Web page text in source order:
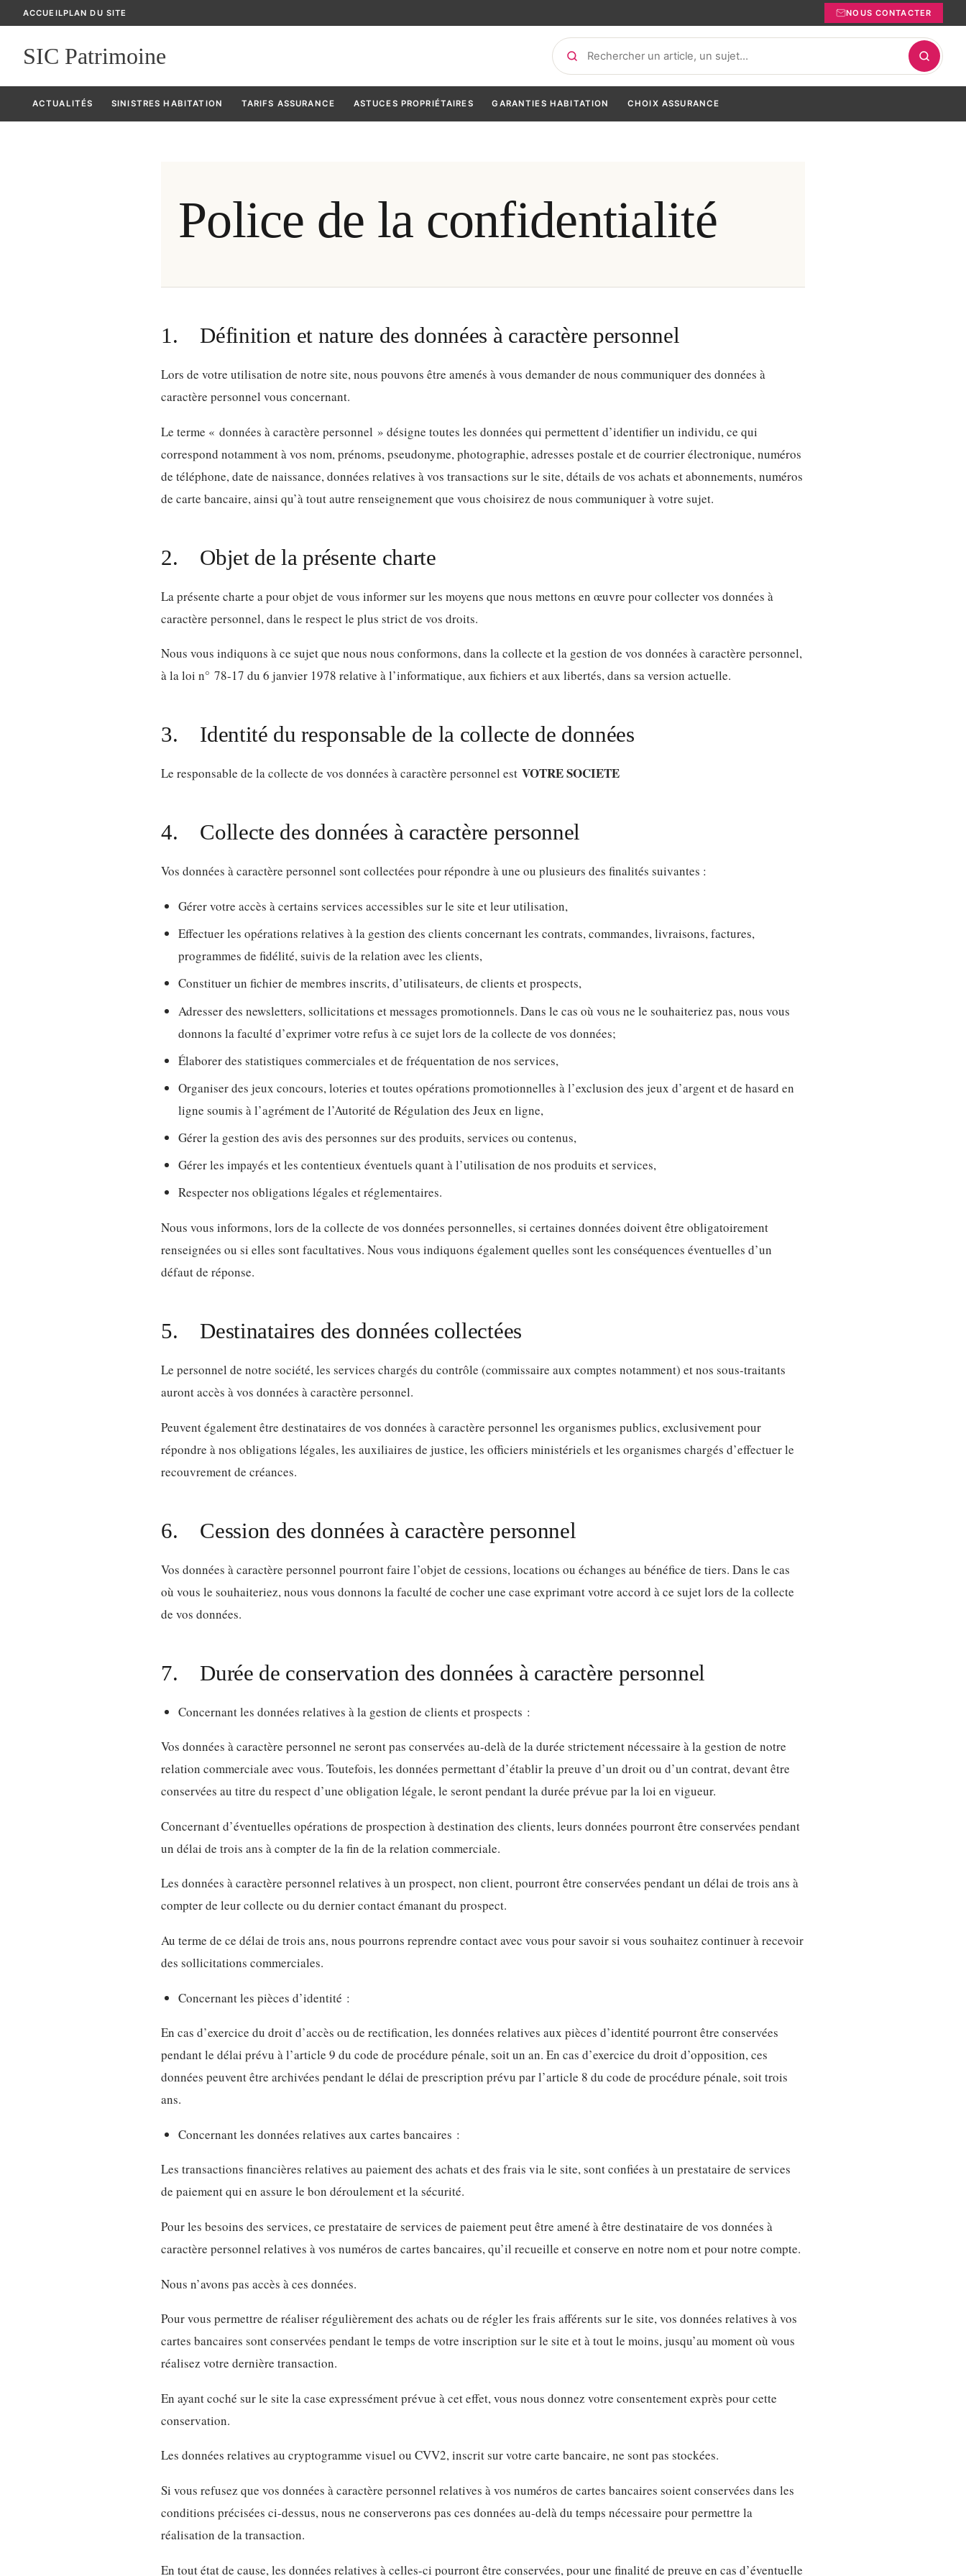
ACCUEILPLAN DU SITE NOUS CONTACTER
SIC Patrimoine Rechercher
ACTUALITÉS SINISTRES HABITATION TARIFS ASSURANCE ASTUCES PROPRIÉTAIRES GARANTIES HABITATION CHOIX ASSURANCE
Police de la confidentialité
1. Définition et nature des données à caractère personnel
Lors de votre utilisation de notre site, nous pouvons être amenés à vous demander de nous communiquer des données à
caractère personnel vous concernant.
Le terme « données à caractère personnel » désigne toutes les données qui permettent d’identifier un individu, ce qui
correspond notamment à vos nom, prénoms, pseudonyme, photographie, adresses postale et de courrier électronique, numéros
de téléphone, date de naissance, données relatives à vos transactions sur le site, détails de vos achats et abonnements, numéros
de carte bancaire, ainsi qu’à tout autre renseignement que vous choisirez de nous communiquer à votre sujet.
2. Objet de la présente charte
La présente charte a pour objet de vous informer sur les moyens que nous mettons en œuvre pour collecter vos données à
caractère personnel, dans le respect le plus strict de vos droits.
Nous vous indiquons à ce sujet que nous nous conformons, dans la collecte et la gestion de vos données à caractère personnel,
à la loi n° 78-17 du 6 janvier 1978 relative à l’informatique, aux fichiers et aux libertés, dans sa version actuelle.
3. Identité du responsable de la collecte de données
Le responsable de la collecte de vos données à caractère personnel est VOTRE SOCIETE
4. Collecte des données à caractère personnel
Vos données à caractère personnel sont collectées pour répondre à une ou plusieurs des finalités suivantes :
Gérer votre accès à certains services accessibles sur le site et leur utilisation,
Effectuer les opérations relatives à la gestion des clients concernant les contrats, commandes, livraisons, factures,
programmes de fidélité, suivis de la relation avec les clients,
Constituer un fichier de membres inscrits, d’utilisateurs, de clients et prospects,
Adresser des newsletters, sollicitations et messages promotionnels. Dans le cas où vous ne le souhaiteriez pas, nous vous
donnons la faculté d’exprimer votre refus à ce sujet lors de la collecte de vos données;
Élaborer des statistiques commerciales et de fréquentation de nos services,
Organiser des jeux concours, loteries et toutes opérations promotionnelles à l’exclusion des jeux d’argent et de hasard en
ligne soumis à l’agrément de l’Autorité de Régulation des Jeux en ligne,
Gérer la gestion des avis des personnes sur des produits, services ou contenus,
Gérer les impayés et les contentieux éventuels quant à l’utilisation de nos produits et services,
Respecter nos obligations légales et réglementaires.
Nous vous informons, lors de la collecte de vos données personnelles, si certaines données doivent être obligatoirement
renseignées ou si elles sont facultatives. Nous vous indiquons également quelles sont les conséquences éventuelles d’un
défaut de réponse.
5. Destinataires des données collectées
Le personnel de notre société, les services chargés du contrôle (commissaire aux comptes notamment) et nos sous-traitants
auront accès à vos données à caractère personnel.
Peuvent également être destinataires de vos données à caractère personnel les organismes publics, exclusivement pour
répondre à nos obligations légales, les auxiliaires de justice, les officiers ministériels et les organismes chargés d’effectuer le
recouvrement de créances.
6. Cession des données à caractère personnel
Vos données à caractère personnel pourront faire l’objet de cessions, locations ou échanges au bénéfice de tiers. Dans le cas
où vous le souhaiteriez, nous vous donnons la faculté de cocher une case exprimant votre accord à ce sujet lors de la collecte
de vos données.
7. Durée de conservation des données à caractère personnel
Concernant les données relatives à la gestion de clients et prospects :
Vos données à caractère personnel ne seront pas conservées au-delà de la durée strictement nécessaire à la gestion de notre
relation commerciale avec vous. Toutefois, les données permettant d’établir la preuve d’un droit ou d’un contrat, devant être
conservées au titre du respect d’une obligation légale, le seront pendant la durée prévue par la loi en vigueur.
Concernant d’éventuelles opérations de prospection à destination des clients, leurs données pourront être conservées pendant
un délai de trois ans à compter de la fin de la relation commerciale.
Les données à caractère personnel relatives à un prospect, non client, pourront être conservées pendant un délai de trois ans à
compter de leur collecte ou du dernier contact émanant du prospect.
Au terme de ce délai de trois ans, nous pourrons reprendre contact avec vous pour savoir si vous souhaitez continuer à recevoir
des sollicitations commerciales.
Concernant les pièces d’identité :
En cas d’exercice du droit d’accès ou de rectification, les données relatives aux pièces d’identité pourront être conservées
pendant le délai prévu à l’article 9 du code de procédure pénale, soit un an. En cas d’exercice du droit d’opposition, ces
données peuvent être archivées pendant le délai de prescription prévu par l’article 8 du code de procédure pénale, soit trois
ans.
Concernant les données relatives aux cartes bancaires :
Les transactions financières relatives au paiement des achats et des frais via le site, sont confiées à un prestataire de services
de paiement qui en assure le bon déroulement et la sécurité.
Pour les besoins des services, ce prestataire de services de paiement peut être amené à être destinataire de vos données à
caractère personnel relatives à vos numéros de cartes bancaires, qu’il recueille et conserve en notre nom et pour notre compte.
Nous n’avons pas accès à ces données.
Pour vous permettre de réaliser régulièrement des achats ou de régler les frais afférents sur le site, vos données relatives à vos
cartes bancaires sont conservées pendant le temps de votre inscription sur le site et à tout le moins, jusqu’au moment où vous
réalisez votre dernière transaction.
En ayant coché sur le site la case expressément prévue à cet effet, vous nous donnez votre consentement exprès pour cette
conservation.
Les données relatives au cryptogramme visuel ou CVV2, inscrit sur votre carte bancaire, ne sont pas stockées.
Si vous refusez que vos données à caractère personnel relatives à vos numéros de cartes bancaires soient conservées dans les
conditions précisées ci-dessus, nous ne conserverons pas ces données au-delà du temps nécessaire pour permettre la
réalisation de la transaction.
En tout état de cause, les données relatives à celles-ci pourront être conservées, pour une finalité de preuve en cas d’éventuelle